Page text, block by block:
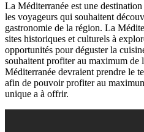
La Méditerranée est une
les voyageurs qui souhaitent
gastronomie de la région. La
sites historiques et culturels à
opportunités pour déguster la
souhaitent profiter au maximum de
Méditerranée devraient prendre le
afin de pouvoir profiter au
unique a à offrir.